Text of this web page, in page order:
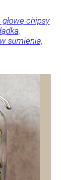
chipsy
sumienia,